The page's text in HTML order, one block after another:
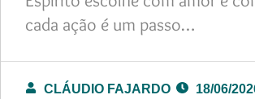
cada ação é um passo…
CLÁUDIO FAJARDO 18/06/